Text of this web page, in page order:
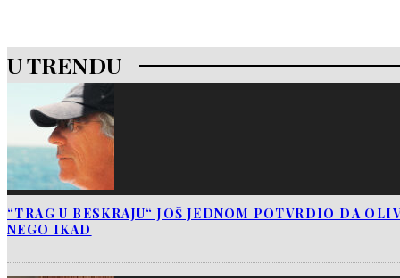
U TRENDU
“TRAG U BESKRAJU“ JOŠ JEDNOM POTVRDIO DA
NEGO IKAD